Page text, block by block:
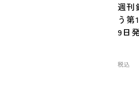
週刊
う第
9日
税込